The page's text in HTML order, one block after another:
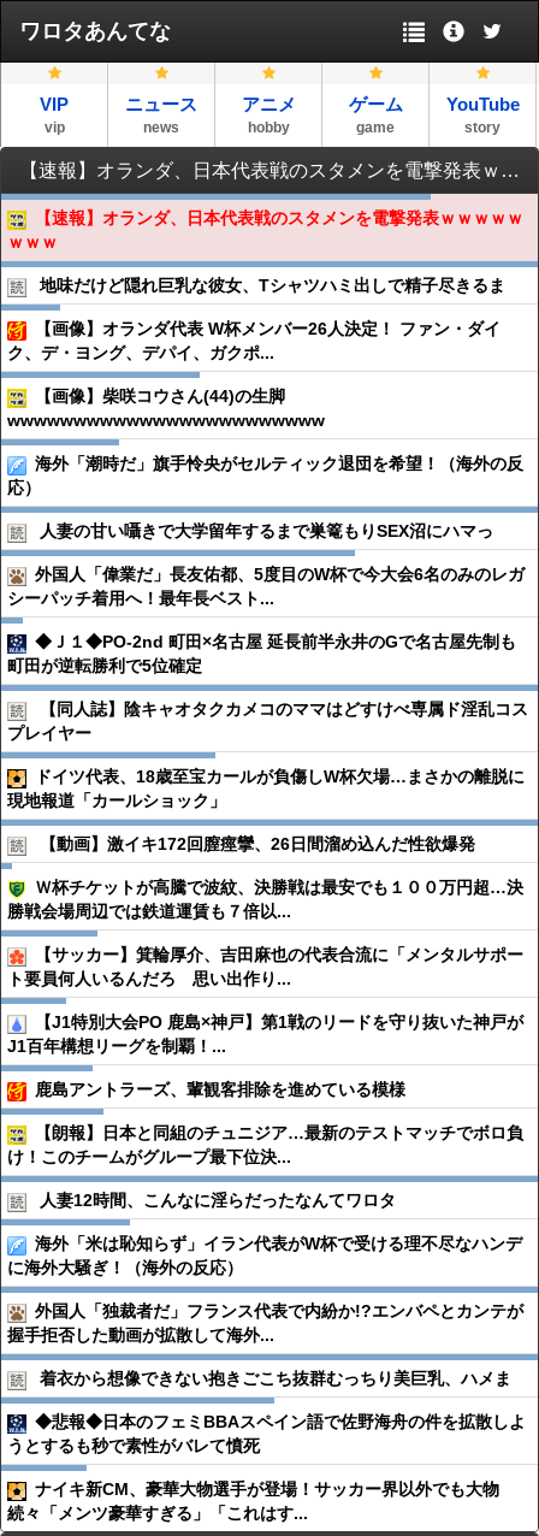
ワロタあんてな
VIP
vip
ニュース
news
アニメ
hobby
ゲーム
game
YouTube
story
【速報】オランダ、日本代表戦のスタメンを電撃発表ｗｗｗｗｗｗｗｗ
【速報】オランダ、日本代表戦のスタメンを電撃発表ｗｗｗｗｗ
ｗｗｗ
地味だけど隠れ巨乳な彼女、Tシャツハミ出しで精子尽きるま
【画像】オランダ代表 W杯メンバー26人決定！ ファン・ダイ
ク、デ・ヨング、デパイ、ガクポ...
【画像】柴咲コウさん(44)の生脚
wwwwwwwwwwwwwwwwwwwwwwww
海外「潮時だ」旗手怜央がセルティック退団を希望！（海外の反
応）
人妻の甘い囁きで大学留年するまで巣篭もりSEX沼にハマっ
外国人「偉業だ」長友佑都、5度目のW杯で今大会6名のみのレガ
シーパッチ着用へ！最年長ベスト...
◆Ｊ１◆PO-2nd 町田×名古屋 延長前半永井のGで名古屋先制も
町田が逆転勝利で5位確定
【同人誌】陰キャオタクカメコのママはどすけべ専属ド淫乱コス
プレイヤー
ドイツ代表、18歳至宝カールが負傷しW杯欠場…まさかの離脱に
現地報道「カールショック」
【動画】激イキ172回膣痙攣、26日間溜め込んだ性欲爆発
Ｗ杯チケットが高騰で波紋、決勝戦は最安でも１００万円超…決
勝戦会場周辺では鉄道運賃も７倍以...
【サッカー】箕輪厚介、吉田麻也の代表合流に「メンタルサポー
ト要員何人いるんだろ 思い出作り...
【J1特別大会PO 鹿島×神戸】第1戦のリードを守り抜いた神戸が
J1百年構想リーグを制覇！...
鹿島アントラーズ、輩観客排除を進めている模様
【朗報】日本と同組のチュニジア…最新のテストマッチでボロ負
け！このチームがグループ最下位決...
人妻12時間、こんなに淫らだったなんてワロタ
海外「米は恥知らず」イラン代表がW杯で受ける理不尽なハンデ
に海外大騒ぎ！（海外の反応）
外国人「独裁者だ」フランス代表で内紛か!?エンバペとカンテが
握手拒否した動画が拡散して海外...
着衣から想像できない抱きごこち抜群むっちり美巨乳、ハメま
◆悲報◆日本のフェミBBAスペイン語で佐野海舟の件を拡散しよ
うとするも秒で素性がバレて憤死
ナイキ新CM、豪華大物選手が登場！サッカー界以外でも大物
続々「メンツ豪華すぎる」「これはす...